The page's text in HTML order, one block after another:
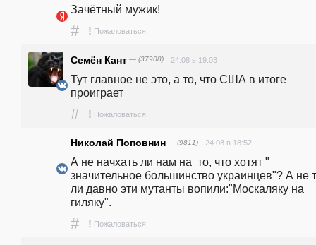
Зачётный мужик!
# ! Пожаловаться
Семён Кант — (37908) 24.08 в 19:03
Тут главное не это, а то, что США в итоге
проиграет
# ! Пожаловаться
Николай Поповнин — (9811) 24.08 в 18:52
А не начхать ли нам на  то, что хотят "
значительное большинство украинцев"? А не
ли давно эти мутанты вопили:"Москаляку на
гиляку".
# ! Пожаловаться